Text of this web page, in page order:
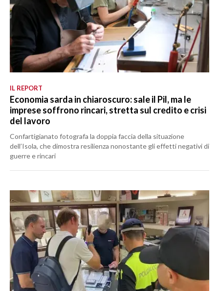
IL REPORT
Economia sarda in chiaroscuro: sale il Pil, ma le
imprese soffrono rincari, stretta sul credito e crisi
del lavoro
Confartigianato fotografa la doppia faccia della situazione
dell’Isola, che dimostra resilienza nonostante gli effetti negativi di
guerre e rincari